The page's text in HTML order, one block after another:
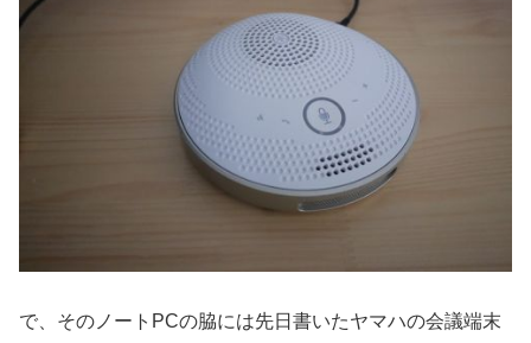
で、そのノートPCの脇には先日書いたヤマハの会議端末